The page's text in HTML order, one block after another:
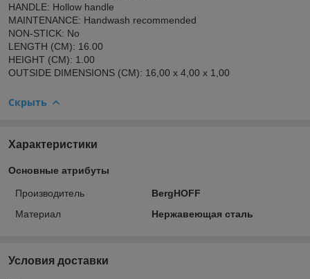
HANDLE: Hollow handle
MAINTENANCE: Handwash recommended
NON-STICK: No
LENGTH (CM): 16.00
HEIGHT (CM): 1.00
OUTSIDE DIMENSIONS (CM): 16,00 x 4,00 x 1,00
Скрыть
Характеристики
Основные атрибуты
Производитель
BergHOFF
Материал
Нержавеющая сталь
Условия доставки